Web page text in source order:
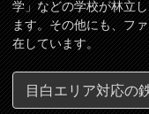
学」などの学校が林立
ます。その他にも、フ
在しています。
目白エリア対応の